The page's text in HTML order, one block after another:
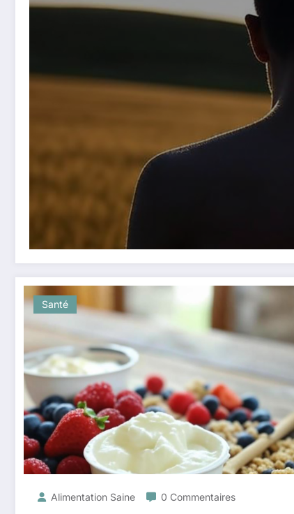
Santé
Alimentation Saine 0 Commentaires